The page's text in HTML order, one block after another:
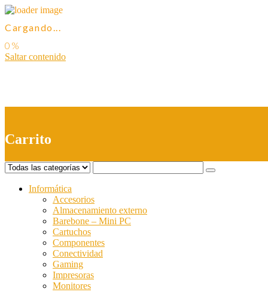
Cargando...
Saltar contenido
Carrito
Informática
Accesorios
Almacenamiento externo
Barebone – Mini PC
Cartuchos
Componentes
Conectividad
Gaming
Impresoras
Monitores